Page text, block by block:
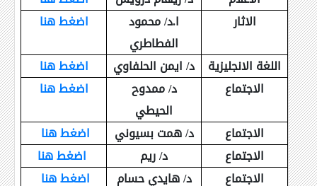
الاثار
ا.د/ محمود
الفطاطري
اضغط هنا
اللغة الانجليزية د/ ايمن الحلفاوي
اضغط هنا
الاجتماع
د/ ممدوح
الحيطي
اضغط هنا
الاجتماع د/ همت بسيوني
اضغط هنا
الاجتماع
د/ ريم
اضغط هنا
الاجتماع
د/ هايدي حسام
اضغط هنا